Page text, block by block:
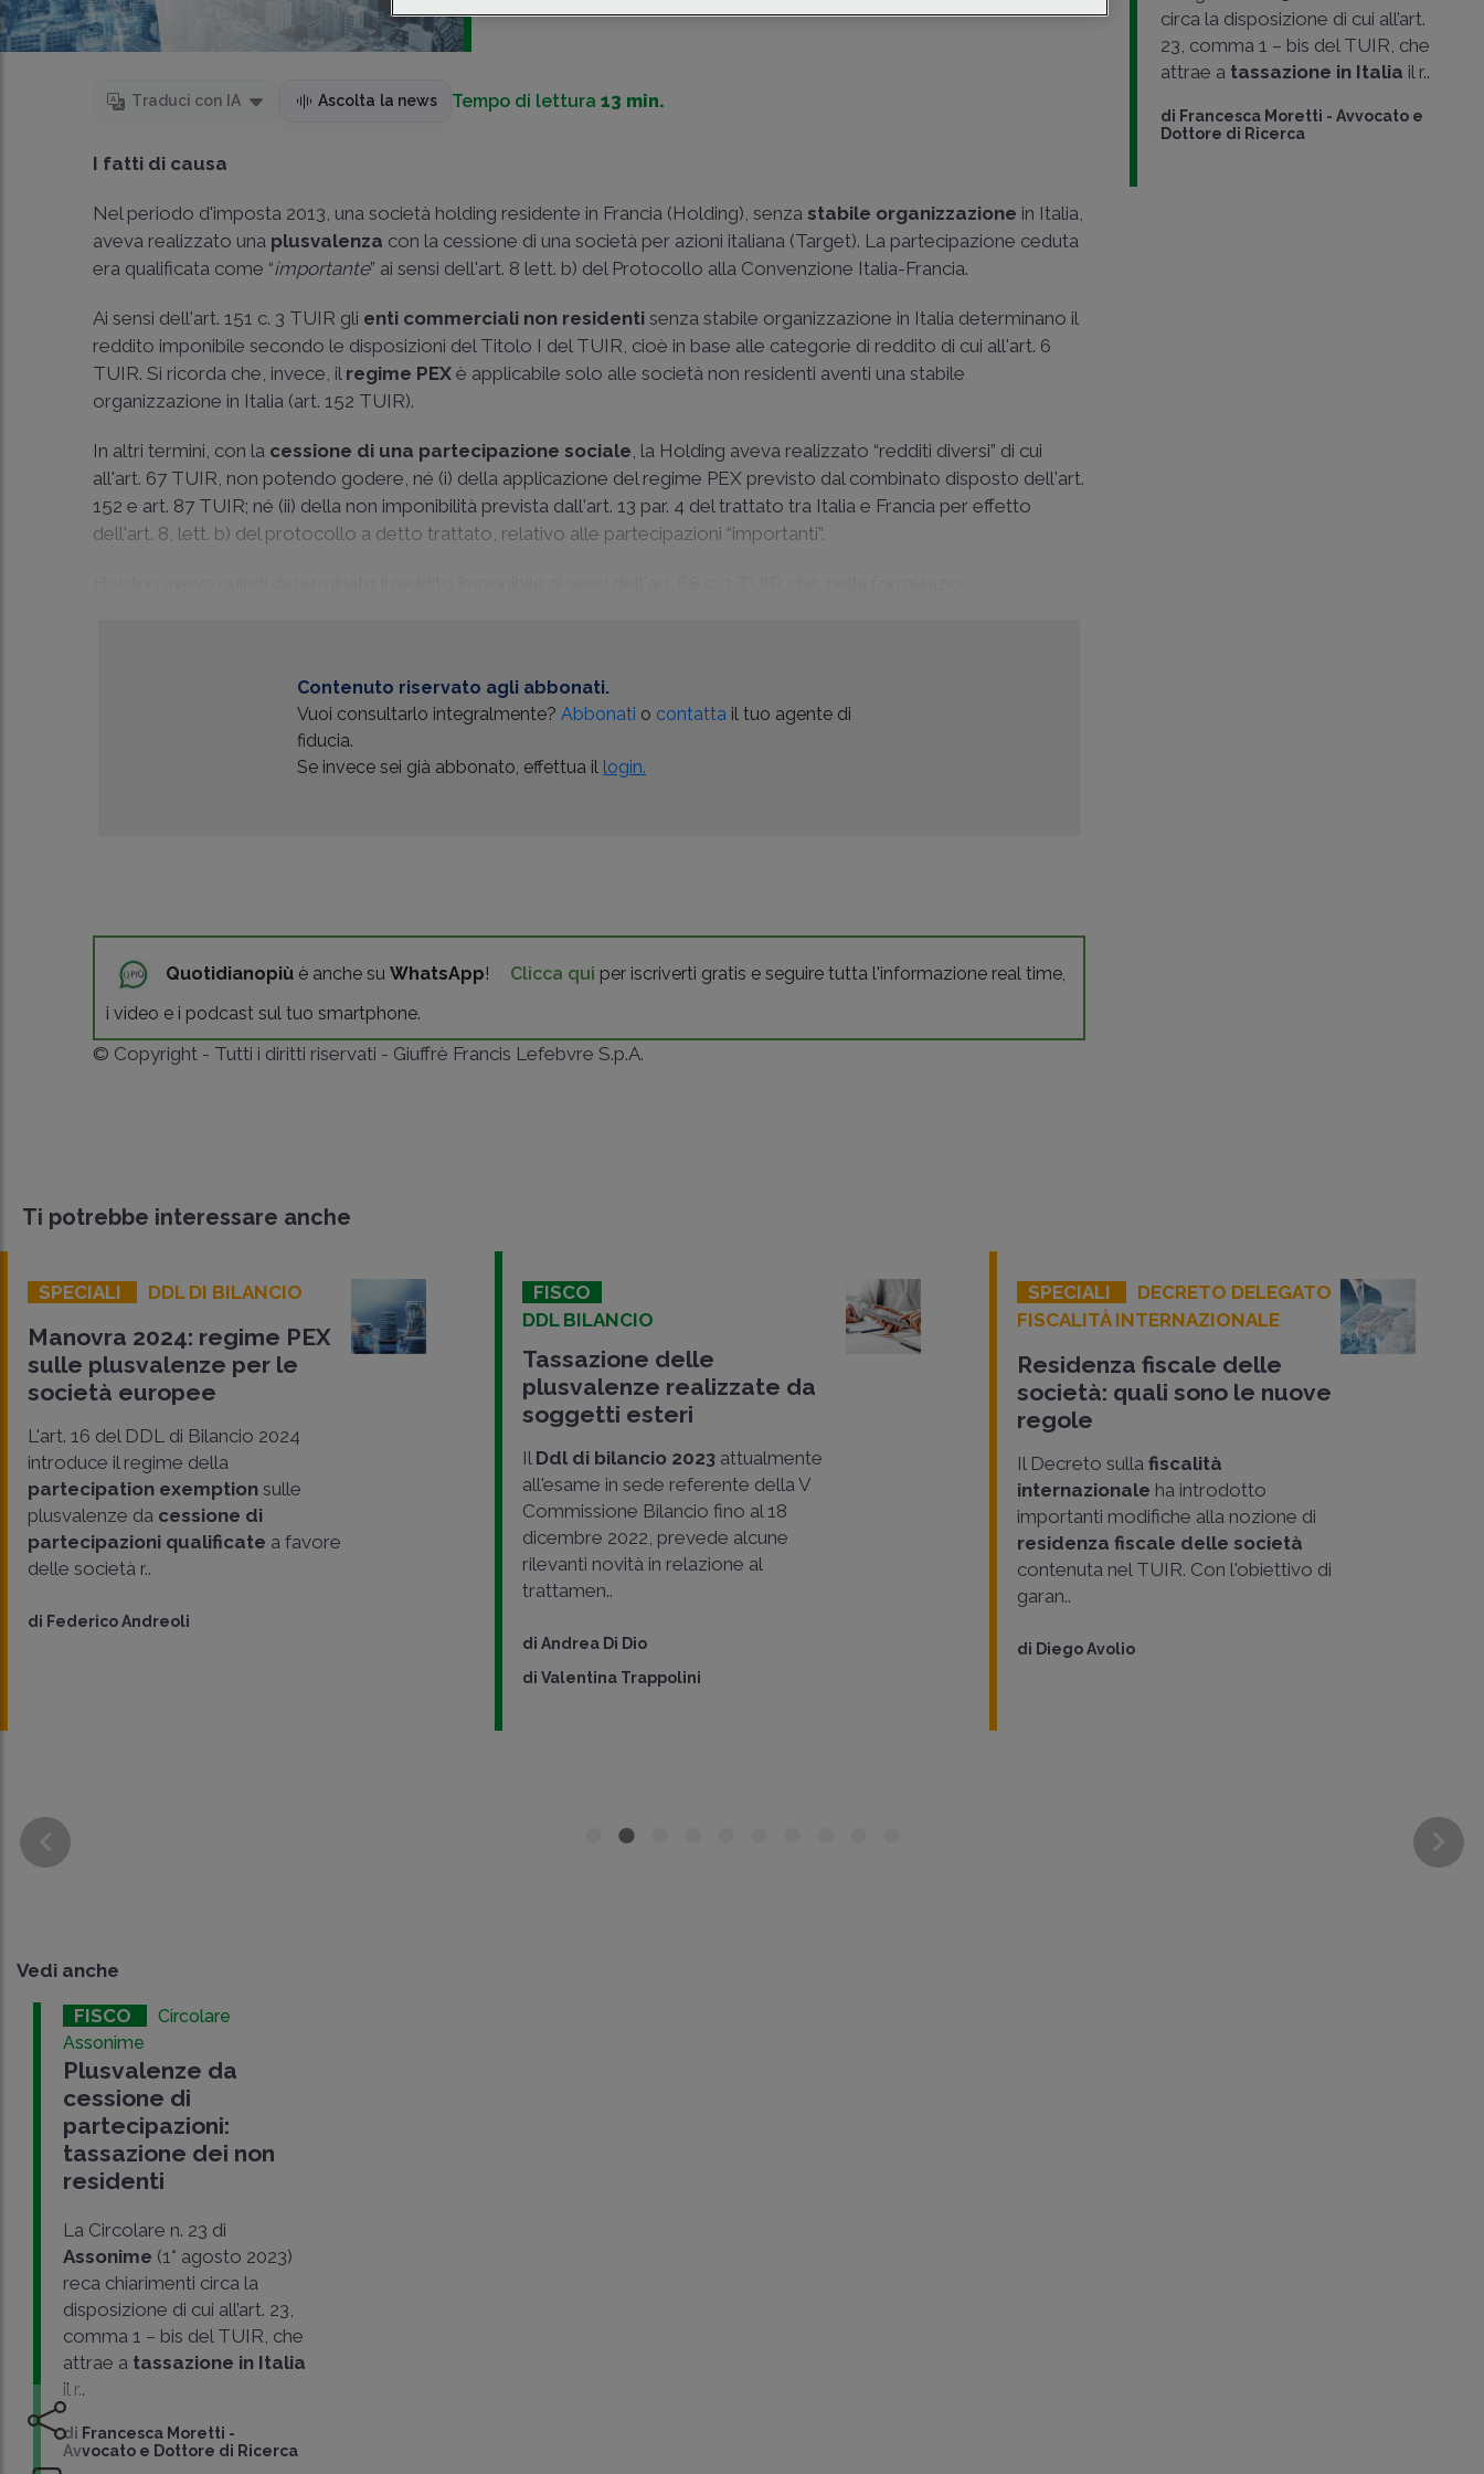
Traduci con IA Ascolta la news Tempo di lettura13 min.
I fatti di causa
Nel periodo d'imposta 2013, una società holding residente in Francia (Holding), senza stabile organizzazione in Italia,
aveva realizzato una plusvalenza con la cessione di una società per azioni italiana (Target). La partecipazione ceduta
era qualificata come “importante” ai sensi dell'art. 8 lett. b) del Protocollo alla Convenzione Italia-Francia.
Ai sensi dell'art. 151 c. 3 TUIR gli enti commerciali non residenti senza stabile organizzazione in Italia determinano il
reddito imponibile secondo le disposizioni del Titolo I del TUIR, cioè in base alle categorie di reddito di cui all'art. 6
TUIR. Si ricorda che, invece, il regime PEX è applicabile solo alle società non residenti aventi una stabile
organizzazione in Italia (art. 152 TUIR).
In altri termini, con la cessione di una partecipazione sociale, la Holding aveva realizzato “redditi diversi” di cui
all'art. 67 TUIR, non potendo godere, né (i) della applicazione del regime PEX previsto dal combinato disposto dell'art.
152 e art. 87 TUIR; né (ii) della non imponibilità prevista dall'art. 13 par. 4 del trattato tra Italia e Francia per effetto
dell'art. 8, lett. b) del protocollo a detto trattato, relativo alle partecipazioni “importanti”.
Contenuto riservato agli abbonati.
Vuoi consultarlo integralmente?Abbonati o contatta il tuo agente di
fiducia.
Se invece sei già abbonato, effettua il login.
Quotidianopiù è anche suWhatsApp! Clicca qui per iscriverti gratis e seguire tutta l'informazione real time,
i video e i podcast sul tuo smartphone.
© Copyright - Tutti i diritti riservati - Giuffrè Francis Lefebvre S.p.A.
circa la disposizione di cui all’art.
23, comma 1 – bis del TUIR, che
attrae a tassazione in Italia il r..
di Francesca Moretti - Avvocato e
Dottore di Ricerca
Ti potrebbe interessare anche
SPECIALI DDL DI BILANCIO
Manovra 2024: regime PEX
sulle plusvalenze per le
società europee
L'art. 16 del DDL di Bilancio 2024
introduce il regime della
partecipation exemption sulle
plusvalenze da cessione di
partecipazioni qualificate a favore
delle società r..
di Federico Andreoli
FISCO
DDL BILANCIO
Tassazione delle
plusvalenze realizzate da
soggetti esteri
Il Ddl di bilancio 2023 attualmente
all'esame in sede referente della V
Commissione Bilancio fino al 18
dicembre 2022, prevede alcune
rilevanti novità in relazione al
trattamen..
di Andrea Di Dio
di Valentina Trappolini
SPECIALI
DECRETO DELEGATO
FISCALITÀ INTERNAZIONALE
Residenza fiscale delle
società: quali sono le nuove
regole
Il Decreto sulla fiscalità
internazionale ha introdotto
importanti modifiche alla nozione di
residenza fiscale delle società
contenuta nel TUIR. Con l'obiettivo di
garan..
di Diego Avolio
Vedi anche
FISCO
Circolare
Assonime
Plusvalenze da
cessione di
partecipazioni:
tassazione dei non
residenti
La Circolare n. 23 di
Assonime (1° agosto 2023)
reca chiarimenti circa la
disposizione di cui all’art. 23,
comma 1 – bis del TUIR, che
attrae a tassazione in Italia
il r..
di Francesca Moretti -
Avvocato e Dottore di Ricerca